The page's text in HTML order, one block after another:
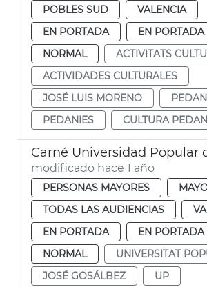
POBLES SUD
VALENCIA
EN PORTADA
EN PORTADA
NORMAL
ACTIVITATS
ACTIVIDADES CULTURALES
JOSÉ LUIS MORENO
PEDANIES
CULTURA
Carné Universidad Popular
modificado hace 1 año
PERSONAS MAYORES
TODAS LAS AUDIENCIAS
EN PORTADA
EN PORTADA
NORMAL
UNIVERSITAT
JOSÉ GOSÁLBEZ
UP